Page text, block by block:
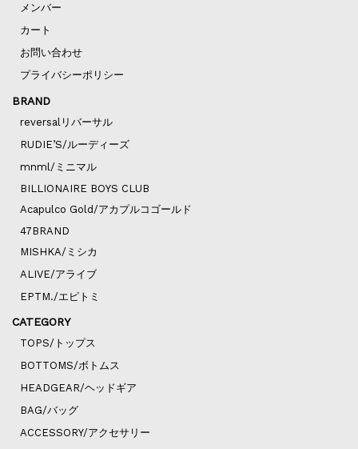
メンバー
カート
お問い合わせ
プライバシーポリシー
BRAND
reversalリバーサル
RUDIE’S/ルーディーズ
mnml/ミニマル
BILLIONAIRE BOYS CLUB
Acapulco Gold/アカプルコゴールド
47BRAND
MISHKA/ミシカ
ALIVE/アライブ
EPTM./エピトミ
CATEGORY
TOPS/トップス
BOTTOMS/ボトムス
HEADGEAR/ヘッドギア
BAG/バッグ
ACCESSORY/アクセサリー